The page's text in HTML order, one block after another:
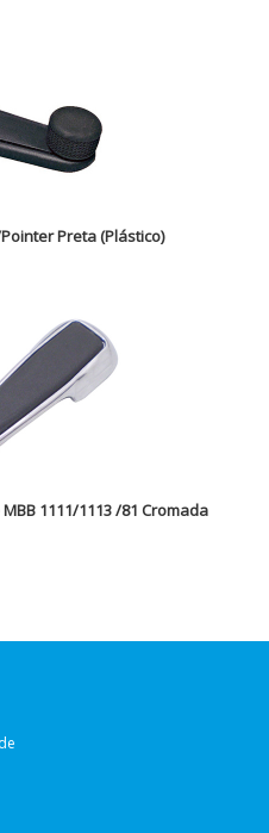
Preta (Plástico)
1111/1113 /81 Cromada